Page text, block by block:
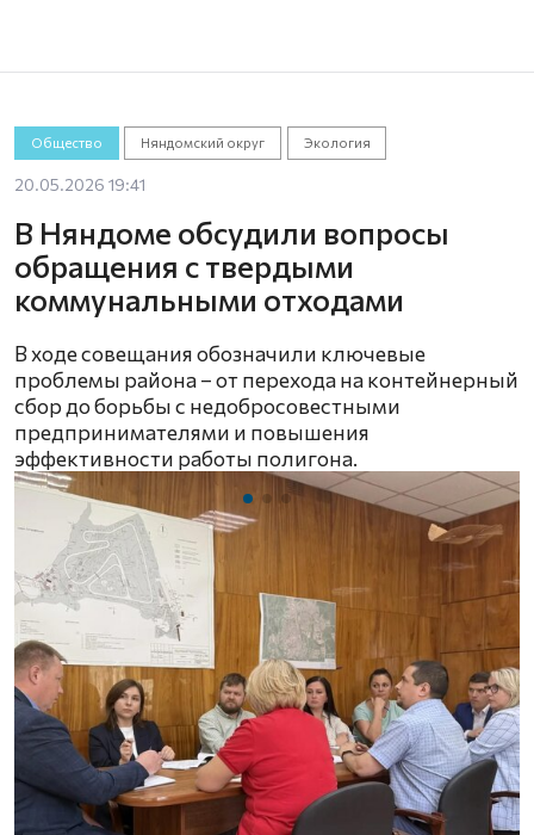
Общество Няндомский округ Экология
20.05.2026 19:41
В Няндоме обсудили вопросы
обращения с твердыми
коммунальными отходами
В ходе совещания обозначили ключевые
проблемы района – от перехода на контейнерный
сбор до борьбы с недобросовестными
предпринимателями и повышения
эффективности работы полигона.